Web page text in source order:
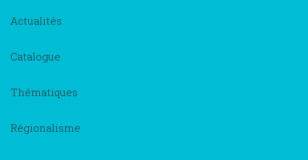
Actualités
Catalogue
Thématiques
Régionalisme